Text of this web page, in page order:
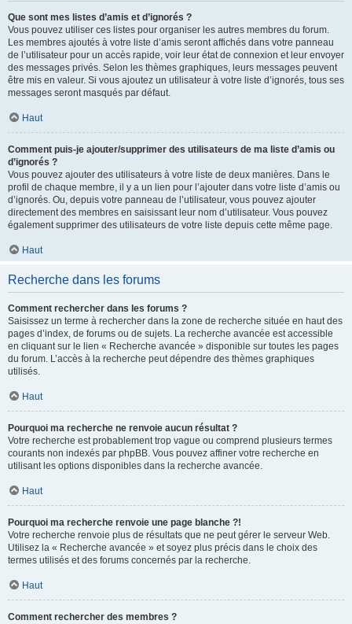
Que sont mes listes d’amis et d’ignorés ?
Vous pouvez utiliser ces listes pour organiser les autres membres du forum.
Les membres ajoutés à votre liste d’amis seront affichés dans votre panneau
de l’utilisateur pour un accès rapide, voir leur état de connexion et leur envoyer
des messages privés. Selon les thèmes graphiques, leurs messages peuvent
être mis en valeur. Si vous ajoutez un utilisateur à votre liste d’ignorés, tous ses
messages seront masqués par défaut.
Haut
Comment puis-je ajouter/supprimer des utilisateurs de ma liste d’amis ou
d’ignorés ?
Vous pouvez ajouter des utilisateurs à votre liste de deux manières. Dans le
profil de chaque membre, il y a un lien pour l’ajouter dans votre liste d’amis ou
d’ignorés. Ou, depuis votre panneau de l’utilisateur, vous pouvez ajouter
directement des membres en saisissant leur nom d’utilisateur. Vous pouvez
également supprimer des utilisateurs de votre liste depuis cette même page.
Haut
Recherche dans les forums
Comment rechercher dans les forums ?
Saisissez un terme à rechercher dans la zone de recherche située en haut des
pages d’index, de forums ou de sujets. La recherche avancée est accessible
en cliquant sur le lien « Recherche avancée » disponible sur toutes les pages
du forum. L’accès à la recherche peut dépendre des thèmes graphiques
utilisés.
Haut
Pourquoi ma recherche ne renvoie aucun résultat ?
Votre recherche est probablement trop vague ou comprend plusieurs termes
courants non indexés par phpBB. Vous pouvez affiner votre recherche en
utilisant les options disponibles dans la recherche avancée.
Haut
Pourquoi ma recherche renvoie une page blanche ?!
Votre recherche renvoie plus de résultats que ne peut gérer le serveur Web.
Utilisez la « Recherche avancée » et soyez plus précis dans le choix des
termes utilisés et des forums concernés par la recherche.
Haut
Comment rechercher des membres ?